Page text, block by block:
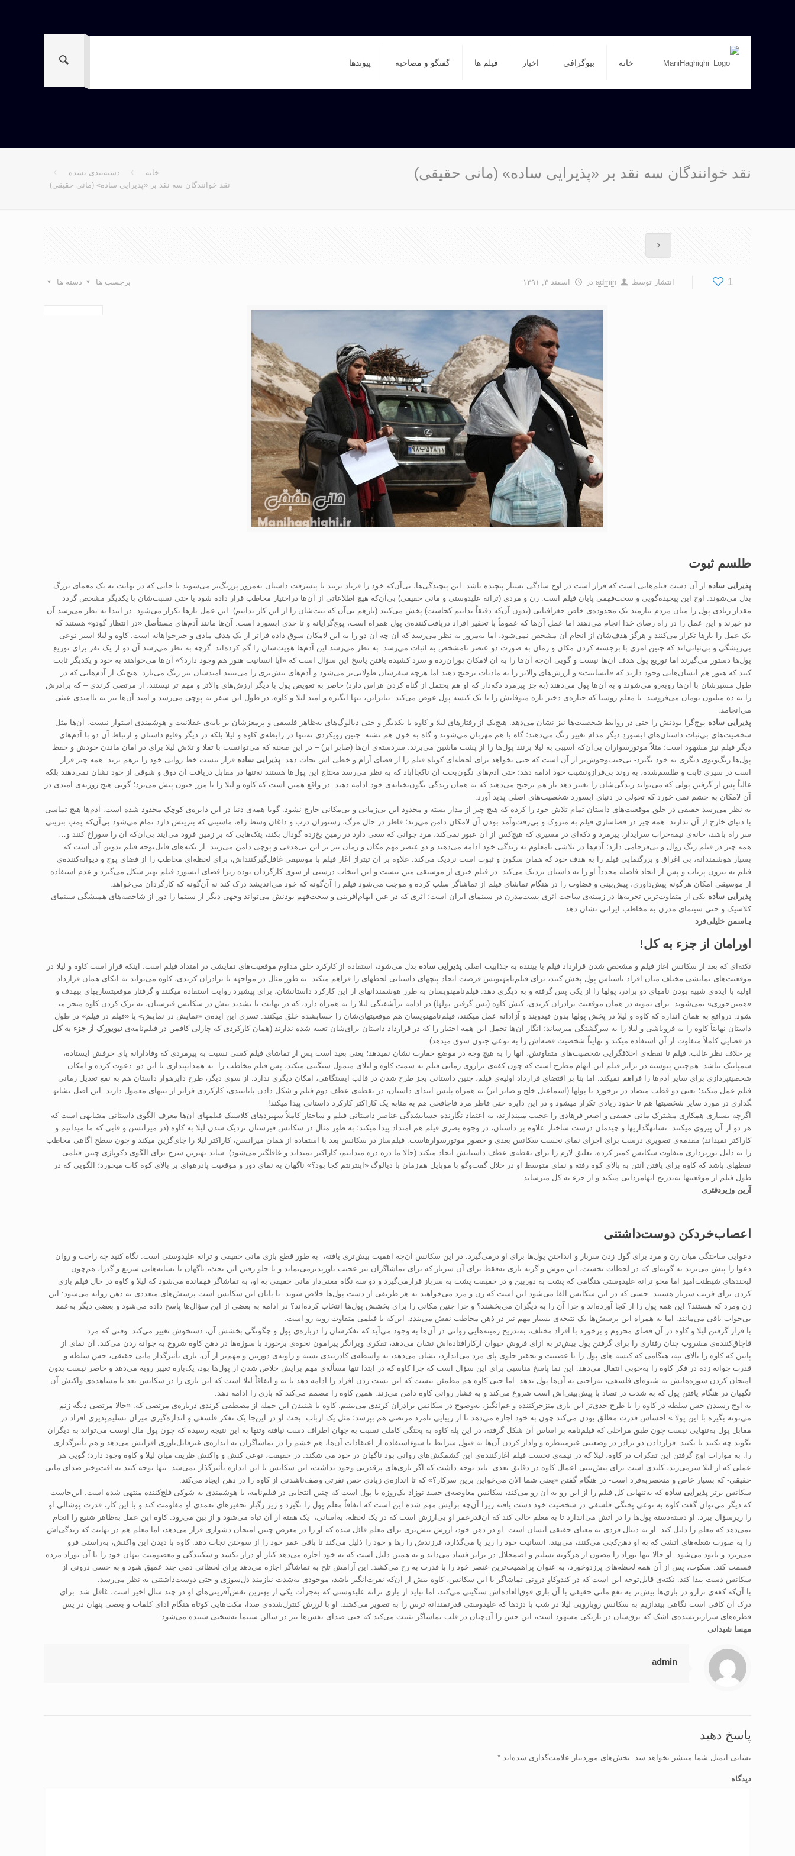
خانه بیوگرافی اخبار فیلم ها گفتگو و مصاحبه پیوندها
نقد خوانندگان سه نقد بر «پذیرایی ساده» (مانی حقیقی) خانه
دسته‌بندی نشده
نقد خوانندگان سه نقد بر «پذیرایی ساده» (مانی حقیقی)
1 انتشار توسط admin در اسفند ۳, ۱۳۹۱ دسته ها برچسب ها
طلسم ثبوت
پذیرایی ساده از آن دست فیلم‌هایی است که قرار است در اوج سادگی بسیار پیچیده باشد. این پیچیدگی‌ها، بی‌آن‌که خود را فریاد بزنند با پیشرفت داستان به‌مرور پررنگ‌تر می‌شوند تا جایی که در نهایت به یک معمای بزرگ
بدل می‌شوند. اوج این پیچیده‌گویی و سخت‌فهمی پایان فیلم است. زن و مردی (ترانه علیدوستی و مانی حقیقی) بی‌آن‌که هیچ اطلاعاتی از آن‌ها دراختیار مخاطب قرار داده شود یا حتی نسبت‌شان با یکدیگر مشخص گردد
مقدار زیادی پول را میان مردم نیازمند یک محدوده‌ی خاص جغرافیایی (بدون آن‌که دقیقاً بدانیم کجاست) پخش می‌کنند (بازهم بی‌آن که نیت‌شان را از این کار بدانیم). این عمل بارها تکرار می‌شود. در ابتدا به نظر می‌رسد آن
دو خیرند و این عمل را در راه رضای خدا انجام می‌دهند اما عمل آن‌ها که عموماً با تحقیر افراد دریافت‌کننده‌ی پول همراه است، پوچ‌گرایانه و تا حدی ابسورد است. آن‌ها مانند آدم‌های مستأصل «در انتظار گودو» هستند که
یک عمل را بارها تکرار می‌کنند و هرگز هدف‌شان از انجام آن مشخص نمی‌شود، اما به‌مرور به نظر می‌رسد که آن چه آن دو را به این لامکان سوق داده فراتر از یک هدف مادی و خیرخواهانه است. کاوه و لیلا اسیر نوعی
بی‌ریشگی و بی‌ثباتی‌اند که چنین امری با برجسته کردن مکان و زمان به صورت دو عنصر نامشخص به اثبات می‌رسد. به نظر می‌رسد این آدم‌ها هویت‌شان را گم کرده‌اند. گرچه به نظر می‌رسد آن دو از یک نفر برای توزیع
پول‌ها دستور می‌گیرند اما توزیع پول هدف آن‌ها نیست و گویی آن‌چه آن‌ها را به آن لامکان بوران‌زده و سرد کشیده یافتن پاسخ این سؤال است که «آیا انسانیت هنوز هم وجود دارد؟» آن‌ها می‌خواهند به خود و یکدیگر ثابت
کنند که هنوز هم انسان‌هایی وجود دارند که «انسانیت» و ارزش‌‌های والاتر را به مادیات ترجیح دهند اما هرچه سفرشان طولانی‌تر می‌شود و آدم‌های بیش‌تری را می‌بینند امیدشان نیز رنگ می‌بازد. هیچ‌یک از آدم‌هایی که در
طول مسیرشان با آن‌ها روبه‌رو می‌شوند و به آن‌ها پول می‌دهند (به جز پیرمرد دکه‌دار که او هم یحتمل از گناه کردن هراس دارد) حاضر به تعویض پول با دیگر ارزش‌‌های والاتر و مهم تر نیستند، از مرتضی کرندی – که برادرش
را به ده میلیون تومان می‌فروشد- تا معلم روستا که جنازه‌ی دختر تازه متوفایش را با یک کیسه پول عوض می‌کند. بنابراین، تنها انگیزه و امید لیلا و کاوه، در طول این سفر به پوچی می‌رسد و امید آن‌ها نیز به ناامیدی عبثی
می‌انجامد.
پذیرایی ساده پوچ‌گرا بودنش را حتی در روابط شخصیت‌ها نیز نشان می‌دهد. هیچ‌یک از رفتار‌های لیلا و کاوه با یکدیگر و حتی دیالوگ‌های به‌ظاهر فلسفی و پرمغزشان بر پایه‌ی عقلانیت و هوشمندی استوار نیست. آن‌ها مثل
شخصیت‌‌های بی‌ثبات داستان‌‌های ابسوردِ دیگر مدام تغییر رنگ می‌دهند؛ گاه با هم مهربان می‌شوند و گاه به خون هم تشنه. چنین رویکردی نه‌تنها در رابطه‌ی کاوه و لیلا بلکه در دیگر وقایع داستان و ارتباط آن دو با آدم‌های
دیگر فیلم نیز مشهود است؛ مثلاً موتورسواران بی‌آن‌که آسیبی به لیلا بزنند پول‌ها را از پشت ماشین می‌برند. سردسته‌ی آن‌ها (صابر ابر) – در این صحنه که می‌توانست با تقلا و تلاش لیلا برای در امان ماندن خودش و حفظ
پول‌ها رنگ‌وبوی دیگری به خود بگیرد- بی‌جنب‌و‌جوش‌تر از آن است که حتی بخواهد برای لحظه‌ای کوتاه فیلم را از فضای آرام و خطی اش نجات دهد. پذیرایی ساده قرار نیست خط روایی خود را برهم بزند. همه چیز قرار
است در سیری ثابت و طلسم‌شده، به روند بی‌فرازونشیب خود ادامه دهد؛ حتی آدم‌‌های نگون‌بخت آن ناکجاآباد که به نظر می‌رسد محتاج این پول‌ها هستند نه‌تنها در مقابل دریافت آن ذوق و شوقی از خود نشان نمی‌دهند بلکه
غالباً پس از گرفتن پولی که می‌تواند زندگی‌شان را تغییر دهد باز هم ترجیح می‌دهند که به همان زندگی نگون‌بختانه‌ی خود ادامه دهند. در واقع همین است که کاوه و لیلا را تا مرز جنون پیش می‌برد؛ گویی هیچ روزنه‌ی امیدی در
آن لامکان به چشم نمی خورد که تحولی در دنیای ابسورد شخصیت‌های اصلی پدید آورد.
به نظر می‌رسد حقیقی در خلق موقعیت‌‌های داستان تمام تلاش خود را کرده که هیچ چیز از مدار بسته و محدود این بی‌زمانی و بی‌مکانی خارج نشود. گویا همه‌ی دنیا در این دایره‌ی کوچک محدود شده است. آدم‌ها هیچ تماسی
با دنیای خارج از آن ندارند. همه چیز در فضاسازی فیلم به متروک و بی‌رفت‌وآمد بودن آن لامکان دامن می‌زند؛ قاطر در حال مرگ، رستوران درب و داغان وسط راه، ماشینی که بنزینش دارد تمام می‌شود بی‌آن‌که پمپ بنزینی
سر راه باشد، خانه‌ی نیمه‌خراب سرایدار، پیرمرد و دکه‌ای در مسیری که هیچ‌کس از آن عبور نمی‌کند، مرد جوانی که سعی دارد در زمین یخ‌زده گودال بکند، پتک‌هایی که بر زمین فرود می‌آیند بی‌آن‌که آن را سوراخ کنند و…
همه چیز در فیلم رنگ زوال و بی‌فرجامی دارد؛ آدم‌ها در تلاشی نامعلوم به زندگی خود ادامه می‌دهند و دو عنصر مهم مکان و زمان نیز بر این بی‌هدفی و پوچی دامن می‌زنند. از نکته‌های قابل‌توجه فیلم تدوین آن است که
بسیار هوشمندانه، بی اغراق و بزرگنمایی فیلم را به هدف خود که همان سکون و ثبوت است نزدیک می‌کند. علاوه بر آن تیتراژ آغاز فیلم با موسیقی غافل‌گیرکنند‌اش، برای لحظه‌ای مخاطب را از فضای پوچ و دیوانه‌کننده‌ی
فیلم به بیرون پرتاب و پس از ایجاد فاصله مجدداً او را به داستان نزدیک می‌کند. در فیلم خبری از موسیقی متن نیست و این انتخاب درستی از سوی کارگردان بوده زیرا فضای ابسورد فیلم بهتر شکل می‌گیرد و عدم استفاده
از موسیقی امکان هرگونه پیش‌داوری، پیش‌بینی و قضاوت را در هنگام تماشای فیلم از تماشاگر سلب کرده و موجب می‌شود فیلم را آن‌گونه که خود می‌اندیشد درک کند نه آن‌گونه که کارگردان می‌خواهد.
پذیرایی ساده یکی از متفاوت‌ترین تجربه‌ها در زمینه‌ی ساخت اثری پست‌مدرن در سینمای ایران است؛ اثری که در عین ابهام‌آفرینی و سخت‌فهم بودنش می‌تواند وجهی دیگر از سینما را دور از شاخصه‌‌های همیشگی سینمای
کلاسیک و حتی سینمای مدرن به مخاطب ایرانی نشان دهد.
یـاسمن خلیلی‌فرد
اورامان از جزء به کل!
نکته­‌ای که بعد از سکانس آغاز فیلم و مشخص شدن قرارداد فیلم با بیننده به جذابیت اصلی پذیرایی ساده بدل می­‌شود، استفاده از کارکرد خلق مداوم موقعیت­‌های نمایشی در امتداد فیلم است. این­که قرار است کاوه و لیلا در
موقعیت­‌های نمایشی مختلف میان افراد ناشناس پول پخش کنند، برای فیلم‌نامه­نویس فرصت ایجاد پیچ­های داستانی لحظه­ای را فراهم می­کند. به طور مثال در مواجهه با برادران کرندی، کاوه می‌تواند به اتکای همان قرارداد
اولیه با ایده‌ی شبیه بودن نام­های دو برادر، پول­ها را از یکی پس گرفته و به دیگری دهد. فیلم‌نامه­نویسان به طرز هوشمندانه­ای از این کارکرد داستان­شان، برای پیش­برد روایت استفاده می­کنند و گرفتار موقعیت­سازی­های بی­هدف و
«همین‌جوری» نمی‌شوند. برای نمونه در همان موقعیت برادران کرندی، کنش کاوه (پس گرفتن پول­ها) در ادامه برآشفتگی لیلا را به همراه دارد، که در نهایت با تشدید تنش در سکانس قبرستان، به ترک کردن کاوه منجر می­
شود. درواقع به همان اندازه که کاوه و لیلا در پخش پول­ها بدون قیدوبند و آزادانه عمل می­کنند، فیلم‌نامه­نویسان هم موقعیت­های‌شان را حساب­شده خلق می­کنند. تسری این ایده‌ی «نمایش در نمایش» یا «فیلم در فیلم» در طول
داستان نهایتاً کاوه را به فروپاشی و لیلا را به سرگشتگی می­رساند؛ انگار آن‌ها تحمل این همه اختیار را که در قرارداد داستان برای‌شان تعبیه شده ندارند (همان کارکردی که چارلی کافمن در فیلم‌نامه‌ی نیویورک از جزء به کل
در فضایی کاملاً متفاوت از آن استفاده می­کند و نهایتاً شخصیت قصه‌اش را به نوعی جنون سوق می­دهد).
بر خلاف نظر غالب، فیلم تا نقطه‌ی اخلاق­گرایی شخصیت‌های متفاوتش، آن­ها را به هیچ وجه در موضع حقارت نشان نمی­دهد؛ یعنی بعید است پس از تماشای فیلم کسی نسبت به پیرمردی که وفادارانه پای حرفش ایستاده،
سمپاتیک نباشد. هم‌چنین پیوسته در برابر فیلم این اتهام مطرح است که چون کفه‌ی ترازوی زمانی فیلم به سمت کاوه و لیلای متمول سنگینی می­کند، پس فیلم مخاطب را به هم­ذات­پنداری با این دو دعوت کرده و امکان
شخصیت­پردازی برای سایر آدم‌ها را فراهم نمی­کند. اما بنا بر اقتضای قرارداد اولیه‌ی فیلم، چنین داستانی بجز طرح شدن در قالب ایستگاهی، امکان دیگری ندارد. از سوی دیگر، طرح دایره­وار داستان هم به نفع تعدیل زمانی
فیلم عمل می­کند؛ یعنی دو قطب متضاد در برخورد با پول­ها (اسماعیل خلج و صابر ابر) به همراه پلیس ابتدای داستان، در نقطه‌ی عطف دوم فیلم و شکل دادن پایان­بندی، کارکردی فراتر از تیپ­های معمول دارند. این اصل نشانه­
گذاری در مورد سایر شخصیت­ها هم تا حدود زیادی تکرار می­شود و در این دایره حتی قاطر مرد قاچاقچی هم به مثابه یک کاراکتر کارکرد داستانی پیدا می­کند!
اگرچه بسیاری همکاری مشترک مانی حقیقی و اصغر فرهادی را عجیب می­پندارند، به اعتقاد نگارنده حساب­شدگی عناصر داستانی فیلم و ساختار کاملاً سه­پرده­ای کلاسیک فیلم­های آن‌ها معرف الگوی داستانی مشابهی است که
هر دو از آن پیروی می­کنند. نشانه­گذاری­ها و چیدمان درست ساختار علاوه بر داستان، در وجوه بصری فیلم هم امتداد پیدا می­کند؛ به طور مثال در سکانس قبرستان نزدیک شدن لیلا به کاوه (در میزانسن و قابی که ما می­دانیم و
کاراکتر نمی­داند) مقدمه‌ی تصویری درست برای اجرای نمای نخست سکانس بعدی و حضور موتورسوارهاست. فیلم‌ساز در سکانس بعد با استفاده از همان میزانسن، کاراکتر لیلا را جای‌گزین می­کند و چون سطح آگاهی مخاطب
را به دلیل نورپردازی متفاوت سکانس کمتر کرده، تعلیق لازم را برای نقطه‌ی عطف داستانش ایجاد می­کند (حالا ما ذره ذره می­دانیم، کاراکتر نمی­داند و غافل­گیر می‌شود). شاید بهترین شرح برای الگوی دکوپاژی چنین فیلمی
نقطه­ای باشد که کاوه برای یافتن آنتن به بالای کوه رفته و نمای متوسط او در خلال گفت‌وگو با موبایل هم‌زمان با دیالوگ «اینترنتم کجا بود؟» ناگهان به نمای دور و موقعیت پادرهوای بر بالای کوه کات می­خورد؛ الگویی که در
طول فیلم از موقعیت­ها به‌تدریج ابهام­زدایی می­کند و از جزء به کل می­رساند.
آرین وزیردفتری
اعصاب‌خردکن دوست‌داشتنی
دعوایی ساختگی میان زن و مرد برای گول زدن سرباز و انداختن پول‌ها برای او درمی‌گیرد. در این سکانس آن‌چه اهمیت بیش‌تری یافته، به طور قطع بازی مانی حقیقی و ترانه علیدوستی است. نگاه کنید چه راحت و روان
دعوا را پیش می‌برند به گونه‌ای که در لحظات نخست، این موش و گربه بازی نه‌فقط برای آن سرباز که برای تماشاگران نیز عجیب باورپذیرمی‌نماید و با جلو رفتن این بحث، ناگهان با نشانه‌هایی سریع و گذرا، هم‌چون
لبخندهای شیطنت‌آمیز اما محو ترانه علیدوستی هنگامی که پشت به دوربین و در حقیقت پشت به سرباز قرارمی‌گیرد و دو سه نگاه معنی‌دار مانی حقیقی به او، به تماشاگر فهمانده می‌شود که لیلا و کاوه در حال فیلم بازی
کردن برای فریب سرباز هستند. حسی که در این سکانس القا می‌شود این است که زن و مرد می‌خواهند به هر طریقی از دست پول‌ها خلاص شوند. با پایان این سکانس است پرسش‌های متعددی به ذهن روانه می‌شود: این
زن ومرد که هستند؟ این همه پول را از کجا آورد‌ه‌اند و چرا آن را به دیگران می‌بخشند؟ و چرا چنین مکانی را برای بخشش پول‌ها انتخاب کرده‌اند؟ در ادامه به بعضی از این سؤال‌ها پاسخ داده می‌شود و بعضی دیگر به‌عمد
بی‌جواب باقی می‌مانند. اما به همراه این پرسش‌ها یک نتیجه‌ی بسیار مهم نیز در ذهن مخاطب نقش می‌بندد: این‌که با فیلمی متفاوت روبه‌ رو است.
با قرار گرفتن لیلا و کاوه در آن فضای محروم و برخورد با افراد مختلف، به‌تدریج زمینه‌هایی روانی در آن‌ها به وجود می‌آید که تفکرشان را درباره‌ی پول و چگونگی بخشش آن، دستخوش تغییر می‌کند. وقتی که مرد
قاچاق‌كننده‌ی مشروب‌ چنان رفتاری را برای گرفتن پول بیش‌تر به ازای فروش حیوان ازکارافتاده‌اش نشان می‌دهد، تفکری ویرانگر پیرامون نحوه‌ی برخورد با سوژه‌ها در ذهن کاوه شروع به جوانه زدن می‌کند. آن نمای از
پایین که کاوه را بالای تپه، هنگامی که کیسه ‌های پول را با عصبیت و تحقیر جلوی پای مرد می‌اندازد، نشان می‌دهد، به واسطه‌ی کادربندی بسته و زاویه‌ی دوربین و مهم‌تر از آن، بازی تأثیرگذار مانی حقیقی، حس سلطه و
قدرت جوانه زده در فکر کاوه را به‌خوبی انتقال می‌دهد. این نما پاسخ مناسبی برای این سؤال است که چرا کاوه که در ابتدا تنها مسأله‌ی مهم برایش خلاص شدن از پول‌ها بود، یک‌باره تغییر رویه می‌دهد و حاضر نیست بدون
امتحان کردن سوژه‌هایش به شیوه‌ای فلسفی، به‌راحتی به آن‌ها پول بدهد. اما حتی کاوه هم مطمئن نیست که این تست زدن افراد را ادامه دهد یا نه و اتفاقاً لیلا است که این بازی را در سکانس بعد با مشاهده‌ی واکنش آن
نگهبان در هنگام یافتن پول که به شدت در تضاد با پیش‌‌بینی‌اش است شروع می‌کند و به فشار روانی کاوه دامن می‌زند. همین کاوه را مصمم می‌کند که بازی را ادامه دهد.
به اوج رسیدن حس سلطه در کاوه را با طرح جدی‌تر این بازی منزجرکننده و غم‌انگیز، به‌وضوح در سکانس برادران کرندی می‌بینیم. کاوه با شنیدن این جمله از مصطفی کرندی درباره‌ی مرتضی که: «حالا مرتضی دیگه زنم
می‌تونه بگیره با این پولا.» احساس قدرت مطلق بودن می‌کند چون به خود اجازه می‌دهد تا از زیبایی نامزد مرتضی هم بپرسد؛ مثل یک ارباب. بحث او در این‌جا یک تفکر فلسفی و اندازه‌گیری میزان تسلیم‌پذیری افراد در
مقابل پول به‌تنهایی نیست چون طبق مراحلی که فیلم‌نامه بر اساس آن شکل گرفته، در این پله کاوه به پختگی کاملی نسبت به جهان اطراف دست نیافته وتنها به این نتیجه رسیده که چون پول مال اوست می‌تواند به دیگران
بگوید چه بکنند یا نکنند. قراردادن دو برادر در وضعیتی غیرمنتظره و وادار کردن آن‌ها به قبول شرایط با سوءاستفاده از اعتقادات آن‌ها، هم خشم را در تماشاگران به اندازه‌ی غیرقابل‌باوری افزایش ‌می‌دهد و هم تأثیرگذاری
را. به موازات اوج گرفتن این تفکرات در کاوه، لیلا که در نیمه‌ی نخست فیلم آغازکننده‌ی این کشمکش‌های روانی بود ناگهان در خود می‌ شکند. در حقیقت، نوعی کنش و واکنش ظریف میان لیلا و کاوه وجود دارد؛ گویی هر
عملی که از لیلا سرمی‌زند، کلیدی است برای پیش‌بینی اعمال کاوه در دقایق بعدی. باید توجه داشت که اگر بازی‌های پرقدرتی وجود نداشت، این سکانس تا این اندازه تأثیرگذار نمی‌شد. تنها توجه کنید به افت‌و‌خیز صدای مانی
حقیقی- که بسیار خاص و منحصربه‌فرد است- در هنگام گفتن «یعنی شما الان می‌خواین برین سرکار؟» که تا اندازه‌ی زیادی حس نفرتی وصف‌ناشدنی از کاوه را در ذهن ایجاد می‌کند.
سکانس برتر پذیرایی ساده که به‌تنهایی کل فیلم را از این رو به آن رو می‌کند، سکانس معاوضه‌ی جسد نوزاد یک‌روزه با پول است که چنین انتخابی در فیلم‌نامه، با هوشمندی به شوکی فلج‌کننده منتهی شده است. این‌جاست
که دیگر می‌توان گفت کاوه به نوعی پختگی فلسفی در شخصیت خود دست یافته زیرا آن‌چه برایش مهم شده این است که اتفاقاً معلم پول را نگیرد و زیر رگبار تحقیرهای تعمدی او مقاومت کند و با این کار، قدرت پوشالی او
را زیرسؤال ببرد. او دسته‌دسته پول‌ها را در آتش می‌اندازد تا به معلم حالی کند که آن‌قدرعمر او بی‌ارزش است که در یک لحظه، به‌آسانی، یک هفته از آن تباه می‌شود و از بین می‌رود. کاوه این عمل به‌ظاهر شنیع را انجام
نمی‌دهد که معلم را ذلیل کند. او به دنبال فردی به معنای حقیقی انسان است. او در ذهن خود، ارزش بیش‌تری برای معلم قائل شده که او را در معرض چنین امتحان دشواری قرار می‌دهد، اما معلم هم در نهایت که زندگی‌اش
را به صورت شعله‌های آتشی که به او دهن‌کجی می‌کنند، می‌بیند، انسانیت خود را زیر پا می‌‌گذارد، فرزندش را رها و خود را ذلیل می‌کند تا باقی عمر خود را از سوختن نجات دهد. کاوه با دیدن این واکنش، به‌راستی فرو
می‌ریزد و نابود می‌شود. او حالا تنها نوزاد را مصون از هرگونه تسلیم و اضمحلال در برابر فساد می‌داند و به همین دلیل است که به خود اجازه می‌دهد کنار او دراز بکشد و شکنندگی و معصومیت پنهان خود را با آن نوزاد مرده
قسمت کند. سکوت، پس از آن همه لحظه‌های پرزدوخورد، به عنوان پراهمیت‌ترین عنصر خود را با قدرت به رخ می‌کشد. این آرامش تلخ به تماشاگر اجازه می‌دهد برای لحظاتی دمی چند عمیق شود و به حسی درونی از
سکانس دست پیدا کند. نکته‌ی قابل‌توجه این است که در کندوکاو درونی تماشاگر با این سکانس، کاوه بیش از آن‌که نفرت‌انگیز باشد، موجودی به‌شدت نیازمند دل‌سوزی و حتی دوست‌داشتنی به نظر می‌رسد.
با آن‌که کفه‌ی ترازو در بازی‌ها بیش‌تر به نفع مانی حقیقی با آن بازی فوق‌العاده‌اش سنگینی می‌کند، اما نباید از بازی ترانه علیدوستی که به‌جرأت یکی از بهترین نقش‌آفرینی‌های او در چند سال اخیر است، غافل شد. برای
درک آن کافی است نگاهی بیندازیم به سکانس رویارویی لیلا در شب با دزدها که علیدوستی قدرتمندانه ترس را به تصویر می‌کشد. او با لرزش کنترل‌شده‌ی صدا، مکث‌هایی کوتاه هنگام ادای کلمات و بغضی پنهان در پس
قطره‌های سرازیرنشده‌ی اشک که برق‌شان در تاریکی مشهود است، این حس را آن‌چنان در قلب تماشاگر تثبیت می‌کند که حتی صدای نفس‌ها نیز در سالن سینما به‌سختی شنیده می‌شود.
مهسا شیدانی
admin
پاسخ دهید
نشانی ایمیل شما منتشر نخواهد شد. بخش‌های موردنیاز علامت‌گذاری شده‌اند*
دیدگاه